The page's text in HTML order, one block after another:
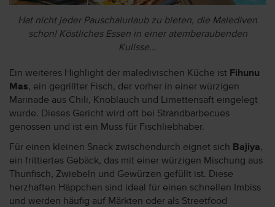
Hat nicht jeder Pauschalurlaub zu bieten, die Malediven
schon! Köstliches Essen in einer atemberaubenden
Kulisse...
Ein weiteres Highlight der maledivischen Küche ist Fihunu
Mas, ein gegrillter Fisch, der vorher in einer würzigen
Marinade aus Chili, Knoblauch und Limettensaft eingelegt
wurde. Dieses Gericht wird oft bei Strandbarbecues
genossen und ist ein Muss für Fischliebhaber.
Für einen kleinen Snack zwischendurch eignet sich Bajiya,
ein frittiertes Gebäck, das mit einer würzigen Mischung aus
Thunfisch, Zwiebeln und Gewürzen gefüllt ist. Diese
herzhaften Häppchen sind ideal für einen schnellen Imbiss
und werden häufig auf Märkten oder als Streetfood